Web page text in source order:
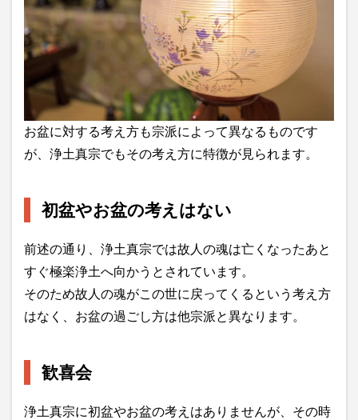
お盆に対する考え方も宗派によって異なるものです
が、浄土真宗でもその考え方に特徴が見られます。
初盆やお盆の考えはない
前述の通り、浄土真宗では故人の魂は亡くなったあと
すぐ極楽浄土へ向かうとされています。
そのため故人の魂がこの世に戻ってくるという考え方
はなく、お盆の過ごし方は他宗派と異なります。
歓喜会
浄土真宗に初盆やお盆の考えはありませんが、その時